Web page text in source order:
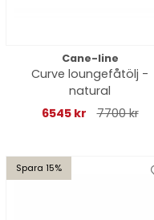
Cane-line
Curve loungefåtölj -
natural
6545 kr
7700 kr
Spara 15%